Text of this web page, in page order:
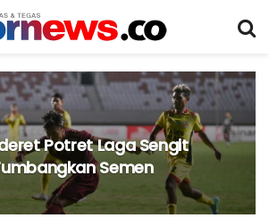
Potret Laga Sengit
Semen